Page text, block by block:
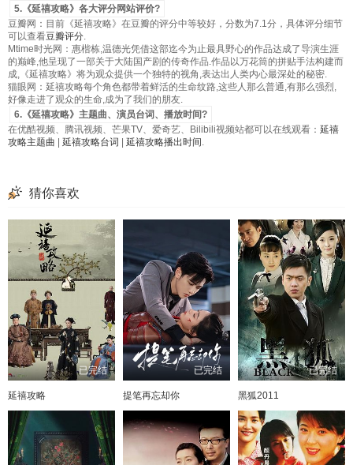
5.《延禧攻略》各大评分网站评价?
豆瓣网：目前《延禧攻略》在豆瓣的评分中等较好，分数为7.1分，具体评分细节
可以查看豆瓣评分.
Mtime时光网：惠楷栋,温德光凭借这部迄今为止最具野心的作品达成了导演生涯
的巅峰,他呈现了一部关于大陆国产剧的传奇作品.作品以万花筒的拼贴手法构建而
成,《延禧攻略》将为观众提供一个独特的视角,表达出人类内心最深处的秘密.
猫眼网：延禧攻略每个角色都带着鲜活的生命纹路,这些人那么普通,有那么强烈,
好像走进了观众的生命,成为了我们的朋友.
6.《延禧攻略》主题曲、演员台词、播放时间?
在优酷视频、腾讯视频、芒果TV、爱奇艺、Bilibili视频站都可以在线观看： 延禧
攻略主题曲
延禧攻略台词 延禧攻略播出时间 .
猜你喜欢
已完结
延禧攻略
已完结
提笔再忘却你
已完结
黑狐2011